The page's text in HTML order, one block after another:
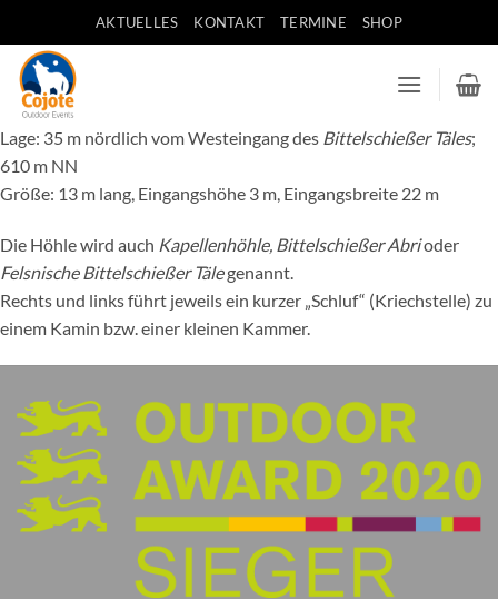
Inhalt
springen
AKTUELLES KONTAKT TERMINE SHOP
Lage: 35 m nördlich vom Westeingang des Bittelschießer Täles;
610 m NN
Größe: 13 m lang, Eingangshöhe 3 m, Eingangsbreite 22 m
Die Höhle wird auch Kapellenhöhle, Bittelschießer Abrioder
Felsnische Bittelschießer Tälegenannt.
Rechts und links führt jeweils ein kurzer „Schluf“ (Kriechstelle) zu
einem Kamin bzw. einer kleinen Kammer.